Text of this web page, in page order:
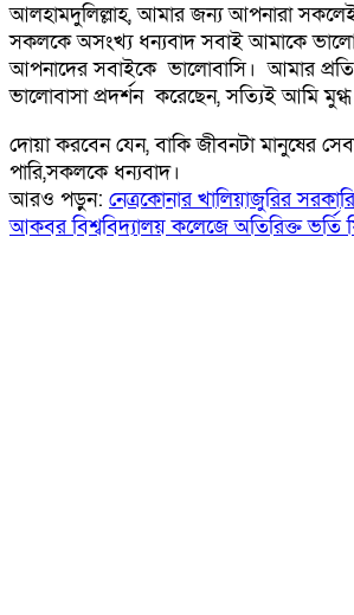
আলহামদুলিল্লাহ, আমার জন্য আপনারা
সকলকে অসংখ্য ধন্যবাদ সবাই আমাকে
আপনাদের সবাইকে ভালোবাসি। আমার
ভালোবাসা প্রদর্শন করেছেন, সত্যিই আমি
দোয়া করবেন যেন, বাকি জীবনটা মানুষের
পারি,সকলকে ধন্যবাদ।
আরও পড়ুন: নেত্রকোনার খালিয়াজুরির
আকবর বিশ্ববিদ্যালয় কলেজে অতিরিক্ত